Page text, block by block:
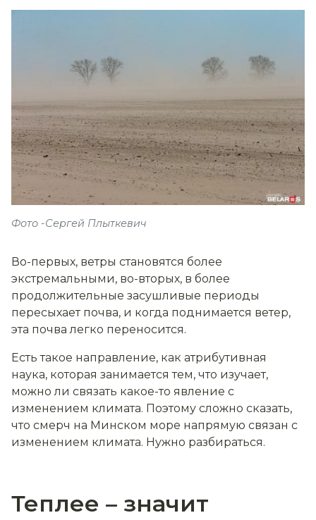
Фото -Сергей Плыткевич
Во-первых, ветры становятся более
экстремальными, во-вторых, в более
продолжительные засушливые периоды
пересыхает почва, и когда поднимается ветер,
эта почва легко переносится.
Есть такое направление, как атрибутивная
наука, которая занимается тем, что изучает,
можно ли связать какое-то явление с
изменением климата. Поэтому сложно сказать,
что смерч на Минском море напрямую связан с
изменением климата. Нужно разбираться.
Теплее – значит